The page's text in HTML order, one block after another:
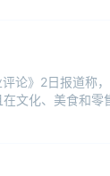
论》2日报道称
文化、美食和零